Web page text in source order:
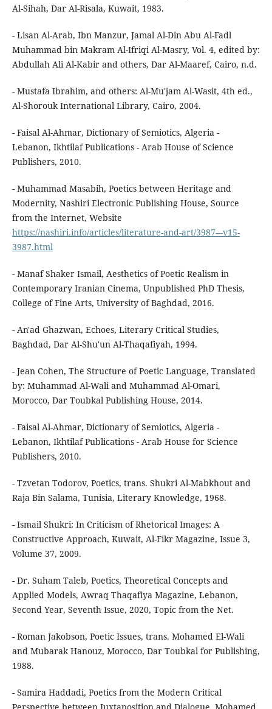
Al-Sihah, Dar Al-Risala, Kuwait, 1983.
- Lisan Al-Arab, Ibn Manzur, Jamal Al-Din Abu Al-Fadl
Muhammad bin Makram Al-Ifriqi Al-Masry, Vol. 4, edited by:
Abdullah Ali Al-Kabir and others, Dar Al-Maaref, Cairo, n.d.
- Mustafa Ibrahim, and others: Al-Mu'jam Al-Wasit, 4th ed.,
Al-Shorouk International Library, Cairo, 2004.
- Faisal Al-Ahmar, Dictionary of Semiotics, Algeria -
Lebanon, Ikhtilaf Publications - Arab House of Science
Publishers, 2010.
- Muhammad Masabih, Poetics between Heritage and
Modernity, Nashiri Electronic Publishing House, Source
from the Internet, Website
https://nashiri.info/articles/literature-and-art/3987---v15-
3987.html
- Manaf Shaker Ismail, Aesthetics of Poetic Realism in
Contemporary Iranian Cinema, Unpublished PhD Thesis,
College of Fine Arts, University of Baghdad, 2016.
- An'ad Ghazwan, Echoes, Literary Critical Studies,
Baghdad, Dar Al-Shu'un Al-Thaqafiyah, 1994.
- Jean Cohen, The Structure of Poetic Language, Translated
by: Muhammad Al-Wali and Muhammad Al-Omari,
Morocco, Dar Toubkal Publishing House, 2014.
- Faisal Al-Ahmar, Dictionary of Semiotics, Algeria -
Lebanon, Ikhtilaf Publications - Arab House for Science
Publishers, 2010.
- Tzvetan Todorov, Poetics, trans. Shukri Al-Mabkhout and
Raja Bin Salama, Tunisia, Literary Knowledge, 1968.
- Ismail Shukri: In Criticism of Rhetorical Images: A
Constructive Approach, Kuwait, Al-Fikr Magazine, Issue 3,
Volume 37, 2009.
- Dr. Suham Taleb, Poetics, Theoretical Concepts and
Applied Models, Awraq Thaqafiya Magazine, Lebanon,
Second Year, Seventh Issue, 2020, Topic from the Net.
- Roman Jakobson, Poetic Issues, trans. Mohamed El-Wali
and Mubarak Hanouz, Morocco, Dar Toubkal for Publishing,
1988.
- Samira Haddadi, Poetics from the Modern Critical